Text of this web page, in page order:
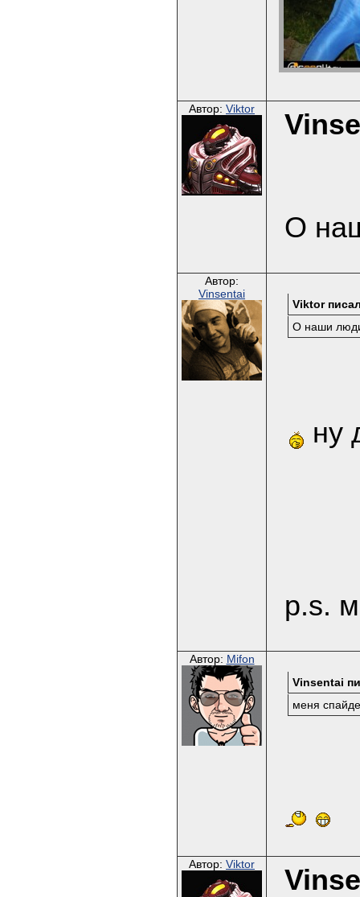
Автор: Viktor
О
Автор:
Vinsentai
Viktor
О наши
ну
p.s.
Автор: Mifon
Vinsentai
меня
Автор: Viktor